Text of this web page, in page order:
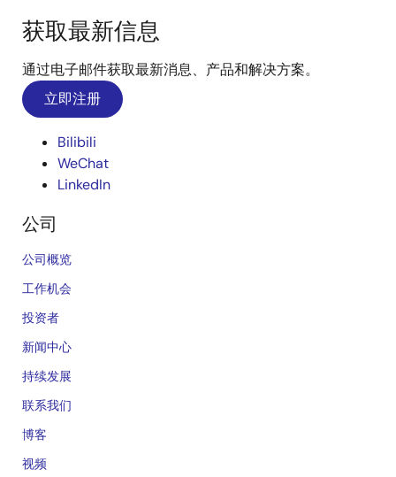
获取最新信息
通过电子邮件获取最新消息、产品和解决方案。
立即注册
Bilibili
WeChat
LinkedIn
公司
公司概览
工作机会
投资者
新闻中心
持续发展
联系我们
博客
视频